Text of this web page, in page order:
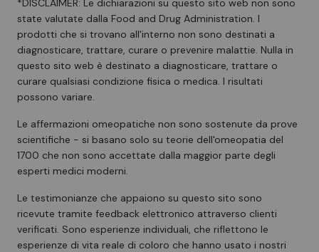
*DISCLAIMER: Le dichiarazioni su questo sito web non sono
state valutate dalla Food and Drug Administration. I
prodotti che si trovano all'interno non sono destinati a
diagnosticare, trattare, curare o prevenire malattie. Nulla in
questo sito web è destinato a diagnosticare, trattare o
curare qualsiasi condizione fisica o medica. I risultati
possono variare.
Le affermazioni omeopatiche non sono sostenute da prove
scientifiche - si basano solo su teorie dell'omeopatia del
1700 che non sono accettate dalla maggior parte degli
esperti medici moderni.
Le testimonianze che appaiono su questo sito sono
ricevute tramite feedback elettronico attraverso clienti
verificati. Sono esperienze individuali, che riflettono le
esperienze di vita reale di coloro che hanno usato i nostri